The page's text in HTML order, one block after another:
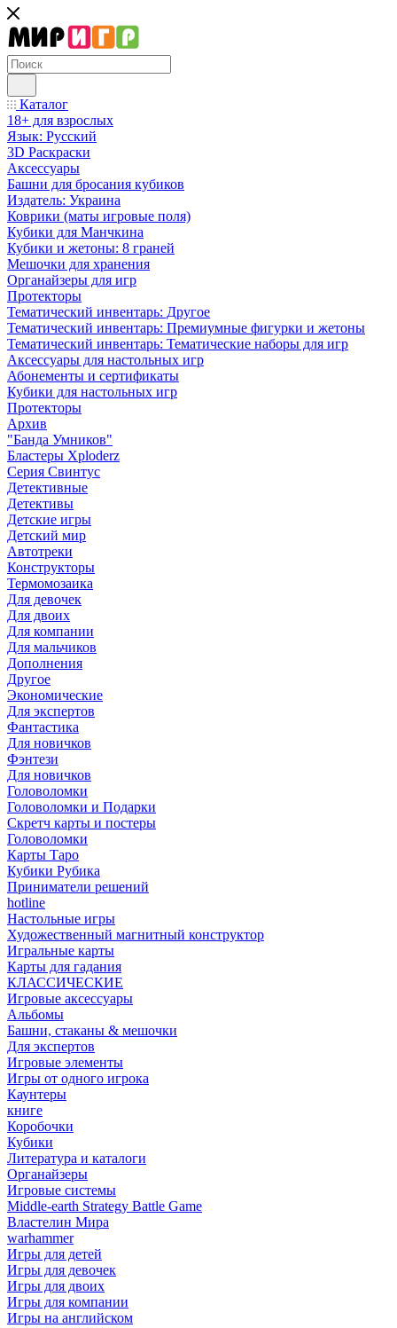
Каталог
18+ для взрослых
Язык: Русский
3D Раскраски
Аксессуары
Башни для бросания кубиков
Издатель: Украина
Коврики (маты игровые поля)
Кубики для Манчкина
Кубики и жетоны: 8 граней
Мешочки для хранения
Органайзеры для игр
Протекторы
Тематический инвентарь: Другое
Тематический инвентарь: Премиумные фигурки и жетоны
Тематический инвентарь: Тематические наборы для игр
Аксессуары для настольных игр
Абонементы и сертификаты
Кубики для настольных игр
Протекторы
Архив
"Банда Умников"
Бластеры Xploderz
Cерия Свинтус
Детективные
Детективы
Детские игры
Детский мир
Автотреки
Конструкторы
Термомозаика
Для девочек
Для двоих
Для компании
Для мальчиков
Дополнения
Другое
Экономические
Для экспертов
Фантастика
Для новичков
Фэнтези
Для новичков
Головоломки
Головоломки и Подарки
Cкретч карты и постеры
Головоломки
Карты Таро
Кубики Рубика
Приниматели решений
hotline
Настольные игры
Художественный магнитный конструктор
Игральные карты
Карты для гадания
КЛАССИЧЕСКИЕ
Игровые аксессуары
Альбомы
Башни, стаканы & мешочки
Для экспертов
Игровые элементы
Игры от одного игрока
Каунтеры
книге
Коробочки
Кубики
Литература и каталоги
Органайзеры
Игровые системы
Middle-earth Strategy Battle Game
Властелин Мира
warhammer
Игры для детей
Игры для девочек
Игры для двоих
Игры для компании
Игры на английском